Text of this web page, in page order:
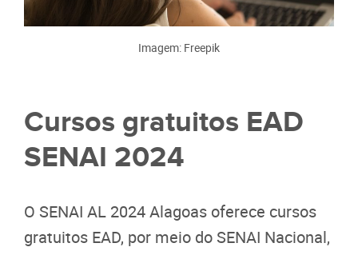
Imagem: Freepik
Cursos gratuitos EAD
SENAI 2024
O SENAI AL 2024 Alagoas oferece cursos
gratuitos EAD, por meio do SENAI Nacional,